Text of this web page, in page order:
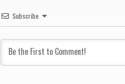
Subscribe